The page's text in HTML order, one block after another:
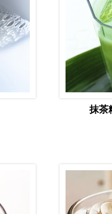
抹茶